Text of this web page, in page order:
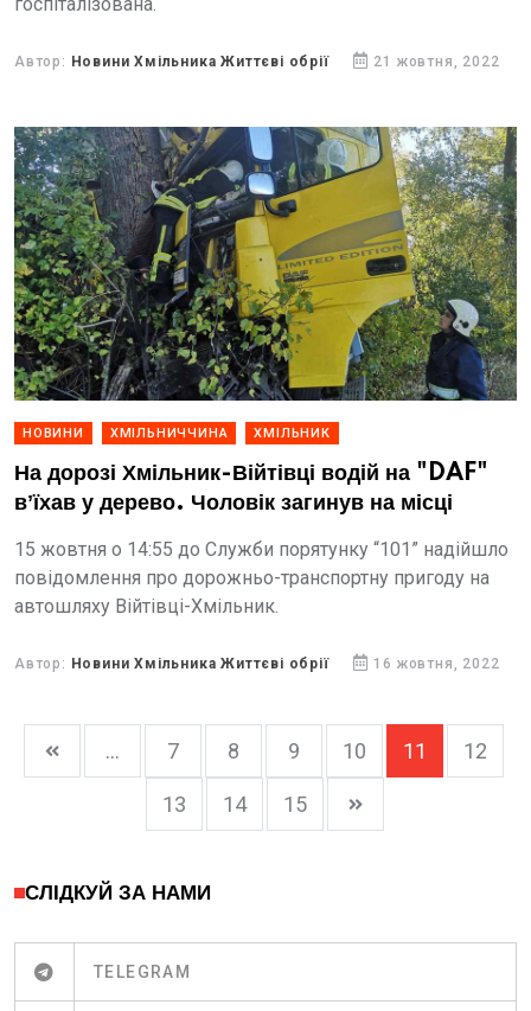
Автор: Новини Хмільника Життєві обрії 21 жовтня, 2022
НОВИНИ ХМІЛЬНИЧЧИНА ХМІЛЬНИК
На дорозі Хмільник-Війтівці водій на "DAF"
вʼїхав у дерево. Чоловік загинув на місці
15 жовтня о 14:55 до Служби порятунку “101” надійшло
повідомлення про дорожньо-транспортну пригоду на
автошляху Війтівці-Хмільник.
Автор: Новини Хмільника Життєві обрії 16 жовтня, 2022
... 7 8 9 10 11 12
13 14 15
СЛІДКУЙ ЗА НАМИ
TELEGRAM